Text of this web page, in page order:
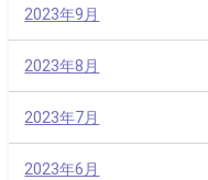
2023年9月
2023年8月
2023年7月
2023年6月